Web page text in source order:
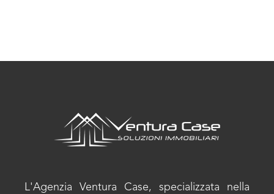
L'Agenzia Ventura Case, specializzata nella